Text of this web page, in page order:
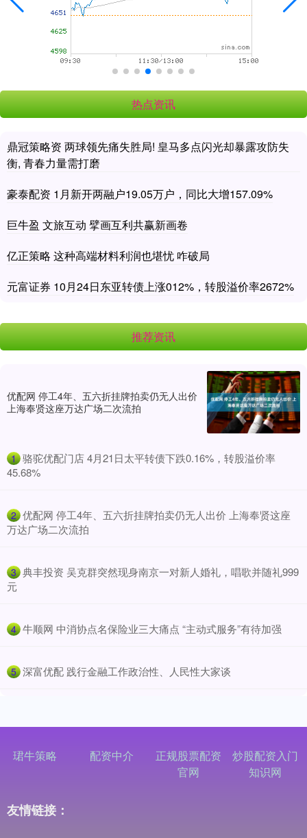
热点资讯
鼎冠策略资 两球领先痛失胜局! 皇马多点闪光却暴露攻防失
衡, 青春力量需打磨
豪泰配资 1月新开两融户19.05万户，同比大增157.09%
巨牛盈 文旅互动 擘画互利共赢新画卷
亿正策略 这种高端材料利润也堪忧 咋破局
元富证券 10月24日东亚转债上涨012%，转股溢价率2672%
推荐资讯
优配网 停工4年、五六折挂牌拍卖仍无人出价
上海奉贤这座万达广场二次流拍
1 ​骆驼优配门店 4月21日太平转债下跌0.16%，转股溢价率
45.68%
2 ​优配网 停工4年、五六折挂牌拍卖仍无人出价 上海奉贤这座
万达广场二次流拍
3 ​典丰投资 吴克群突然现身南京一对新人婚礼，唱歌并随礼999
元
4 ​牛顺网 中消协点名保险业三大痛点 “主动式服务”有待加强
5 ​深富优配 践行金融工作政治性、人民性大家谈
珺牛策略 配资中介
正规股票配资
官网
炒股配资入门
知识网
友情链接：